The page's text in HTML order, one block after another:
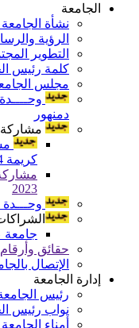
الجامعة
نشأة الجامعة
الرؤية
التطوير
كلمة رئيس
مجلس
دمنهور
مشاركة
كريمة 2024
2023
حقائق وأرقام
الإتصال
إدارة الجامعة
رئيس
نواب رئيس
أمناء الجامعة